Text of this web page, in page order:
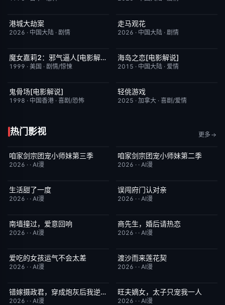
今日更新
港城大劫案
2026 · 中国大陆 · 剧情
今日更新
走马观花
2026 · 中国大陆 · 剧情
已完结 5.7魔女嘉莉2：邪气逼人[电影解说]
1999 · 美国 · 剧情/惊悚
已完结
海岛之恋[电影解说]
2015 · 中国大陆 · 爱情
已完结
鬼骨场[电影解说]
1998 · 中国香港 · 喜剧/恐怖
昨日更新
轻佻游戏
2025 · 加拿大 · 喜剧/爱情
热门影视 更多
已完结 6.0
咱家剑宗团宠小师妹第三季
2026 · · AI漫
已完结 6.0
咱家剑宗团宠小师妹第二季
2026 · · AI漫
完结
生活甜了一度
2026 · · AI漫
完结
误闯府门认对亲
2026 · · AI漫
完结
南墙撞过，爱意回响
2026 · · AI漫
完结
商先生，婚后请热恋
2026 · · AI漫
完结
爱吃的女孩运气不会太差
2026 · · AI漫
完结
渡沙而来莲花契
2026 · · AI漫
完结 2.0错嫁摄政君，穿成炮灰后我逆天改命
2026 · · AI漫
完结
旺夫嫡女，太子只宠我一人
2026 · · AI漫